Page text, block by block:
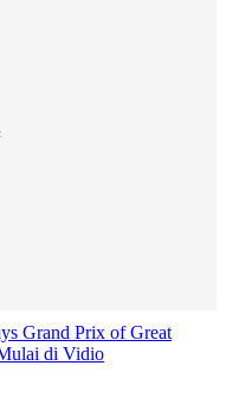
Grand Prix of Great
di Vidio